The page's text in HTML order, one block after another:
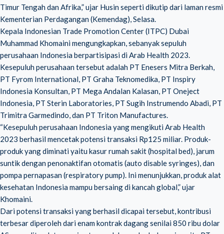
Timur Tengah dan Afrika,” ujar Husin seperti dikutip dari laman resmi
Kementerian Perdagangan (Kemendag), Selasa.
Kepala Indonesian Trade Promotion Center (ITPC) Dubai
Muhammad Khomaini mengungkapkan, sebanyak sepuluh
perusahaan Indonesia berpartisipasi di Arab Health 2023.
Kesepuluh perusahaan tersebut adalah PT Enesers Mitra Berkah,
PT Fyrom International, PT Graha Teknomedika, PT Inspiry
Indonesia Konsultan, PT Mega Andalan Kalasan, PT Oneject
Indonesia, PT Sterin Laboratories, PT Sugih Instrumendo Abadi, PT
Trimitra Garmedindo, dan PT Triton Manufactures.
“Kesepuluh perusahaan Indonesia yang mengikuti Arab Health
2023 berhasil mencetak potensi transaksi Rp125 miliar. Produk-
produk yang diminati yaitu kasur rumah sakit (hospital bed), jarum
suntik dengan penonaktifan otomatis (auto disable syringes), dan
pompa pernapasan (respiratory pump). Ini menunjukkan, produk alat
kesehatan Indonesia mampu bersaing di kancah global,” ujar
Khomaini.
Dari potensi transaksi yang berhasil dicapai tersebut, kontribusi
terbesar diperoleh dari enam kontrak dagang senilai 850 ribu dolar